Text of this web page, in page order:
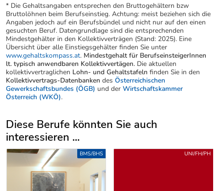
* Die Gehaltsangaben entsprechen den Bruttogehältern bzw
Bruttolöhnen beim Berufseinstieg. Achtung: meist beziehen sich die
Angaben jedoch auf ein Berufsbündel und nicht nur auf den einen
gesuchten Beruf. Datengrundlage sind die entsprechenden
Mindestgehälter in den Kollektivverträgen (Stand: 2025). Eine
Übersicht über alle Einstiegsgehälter finden Sie unter
www.gehaltskompass.at. Mindestgehalt für BerufseinsteigerInnen
lt. typisch anwendbaren Kollektivvertägen. Die aktuellen
kollektivvertraglichen Lohn- und Gehaltstafeln finden Sie in den
Kollektivvertrags-Datenbanken des Österreichischen
Gewerkschaftsbundes (ÖGB) und der Wirtschaftskammer
Österreich (WKÖ).
Diese Berufe könnten Sie auch
interessieren ...
Uber weitere Berufsvorschläge
BMS/BHS UNI/FH/PH